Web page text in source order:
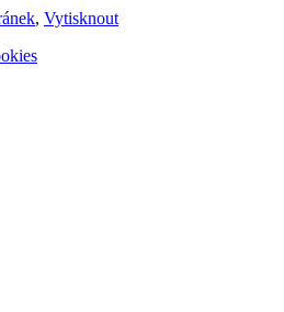
, Vytisknout